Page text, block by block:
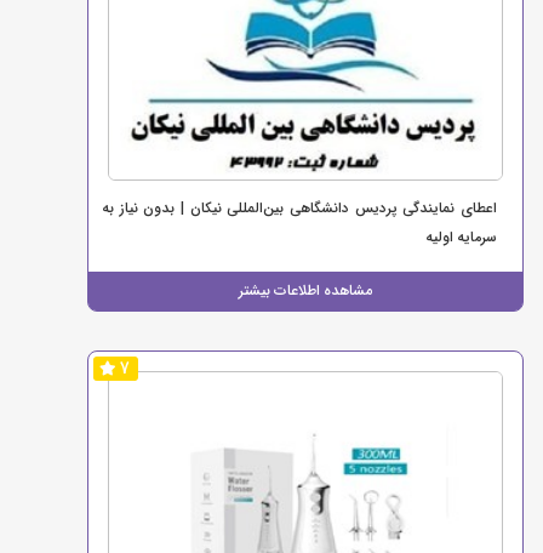
اعطای نمایندگی پردیس دانشگاهی بین‌المللی نیکان | بدون نیاز به
سرمایه اولیه
مشاهده اطلاعات بیشتر
7